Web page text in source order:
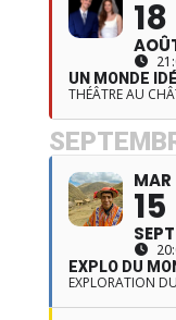
18
UN MONDE
THÉÂTRE AU
MAR
15
SEPT
EXPLO DU
EXPLORATION